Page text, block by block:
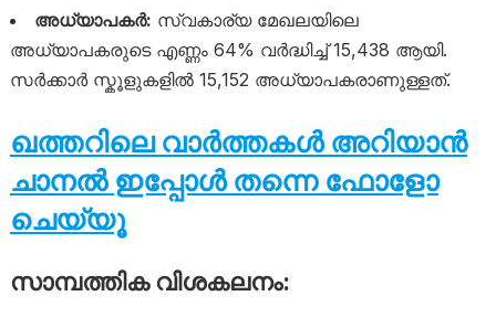
അധ്യാപകർ: സ്വകാര്യ മേഖലയിലെ
അധ്യാപകരുടെ എണ്ണം 64% വർദ്ധിച്ച് 15,438 ആയി.
സർക്കാർ സ്കൂളുകളിൽ 15,152 അധ്യാപകരാണുള്ളത്.
ഖത്തറിലെ വാർത്തകൾ അറിയാൻ
ചാനൽ ഇപ്പോൾ തന്നെ ഫോളോ
ചെയ്യൂ
സാമ്പത്തിക വിശകലനം: